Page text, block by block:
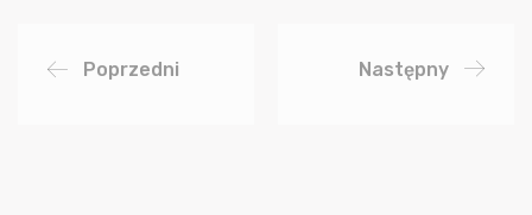
Poprzedni Następny